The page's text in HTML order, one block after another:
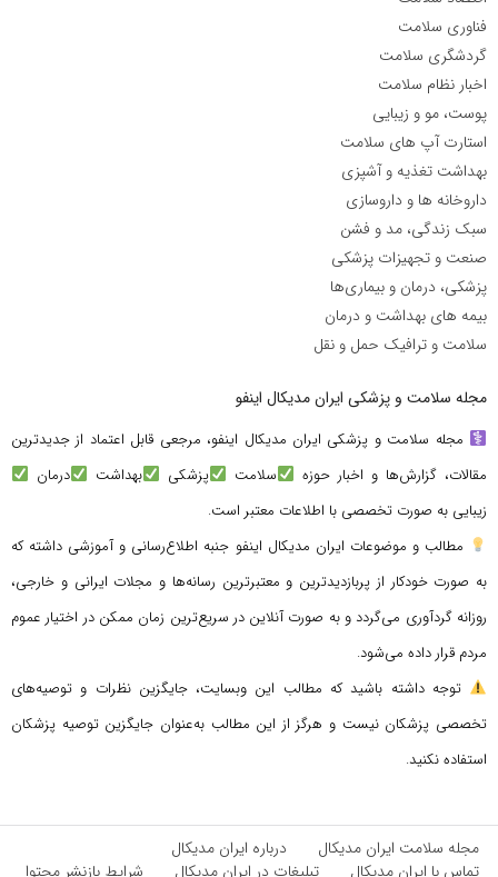
فناوری سلامت
گردشگری سلامت
اخبار نظام سلامت
پوست، مو و زیبایی
استارت آپ های سلامت
بهداشت تغذیه و آشپزی
داروخانه ها و داروسازی
سبک زندگی، مد و فشن
صنعت و تجهیزات پزشکی
پزشکی، درمان و بیماری‌ها
بیمه های بهداشت و درمان
سلامت و ترافیک حمل و نقل
مجله سلامت و پزشکی ایران مدیکال اینفو
مجله سلامت و پزشکی ایران مدیکال اینفو، مرجعی قابل اعتماد از جدیدترین
مقالات، گزارش‌ها و اخبار حوزه
سلامت پزشکی بهداشت
درمان
زیبایی به صورت تخصصی با اطلاعات معتبر است.
مطالب و موضوعات ایران مدیکال اینفو جنبه اطلاع‌رسانی و آموزشی داشته که
به صورت خودکار از پربازدیدترین و معتبرترین رسانه‌ها و مجلات ایرانی و خارجی،
روزانه گردآوری می‌گردد و به صورت آنلاین در سریع‌ترین زمان ممکن در اختیار عموم
مردم قرار داده می‌شود.
توجه داشته باشید که مطالب این وبسایت، جایگزین نظرات و توصیه‌های
تخصصی پزشکان نیست و هرگز از این مطالب به‌عنوان جایگزین توصیه پزشکان
استفاده نکنید.
مجله سلامت ایران مدیکال
درباره ایران مدیکال
تماس با ایران مدیکال
تبلیغات در ایران مدیکال شرایط بازنشر محتوا